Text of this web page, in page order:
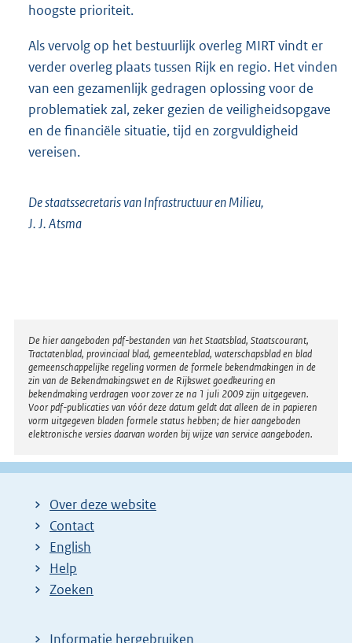
hoogste prioriteit.
Als vervolg op het bestuurlijk overleg MIRT vindt er
verder overleg plaats tussen Rijk en regio. Het vinden
van een gezamenlijk gedragen oplossing voor de
problematiek zal, zeker gezien de veiligheidsopgave
en de financiële situatie, tijd en zorgvuldigheid
vereisen.
De staatssecretaris van Infrastructuur en Milieu,
J. J. Atsma
Disclaimer
De hier aangeboden pdf-bestanden van het Staatsblad, Staatscourant,
Tractatenblad, provinciaal blad, gemeenteblad, waterschapsblad en blad
gemeenschappelijke regeling vormen de formele bekendmakingen in de
zin van de Bekendmakingswet en de Rijkswet goedkeuring en
bekendmaking verdragen voor zover ze na 1 juli 2009 zijn uitgegeven.
Voor pdf-publicaties van vóór deze datum geldt dat alleen de in papieren
vorm uitgegeven bladen formele status hebben; de hier aangeboden
elektronische versies daarvan worden bij wijze van service aangeboden.
Over deze website
Contact
English
Help
Zoeken
Informatie hergebruiken